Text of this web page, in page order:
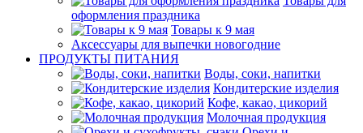
оформления праздника
Товары к 9 мая
Аксессуары для выпечки новогодние
ПРОДУКТЫ ПИТАНИЯ
Воды, соки, напитки
Кондитерские изделия
Кофе, какао, цикорий
Молочная продукция